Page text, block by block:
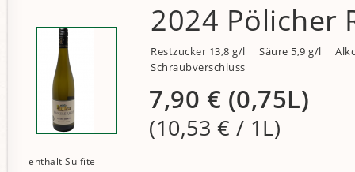
2024 Pölicher
Restzucker 13,8 g/l Säure 5,9 g/l
Schraubverschluss
7,90 € (0,75L)
(10,53 € / 1L)